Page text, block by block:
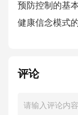
预防控制的基
健康信念模式
防控策略的主
分析题某市某
评论